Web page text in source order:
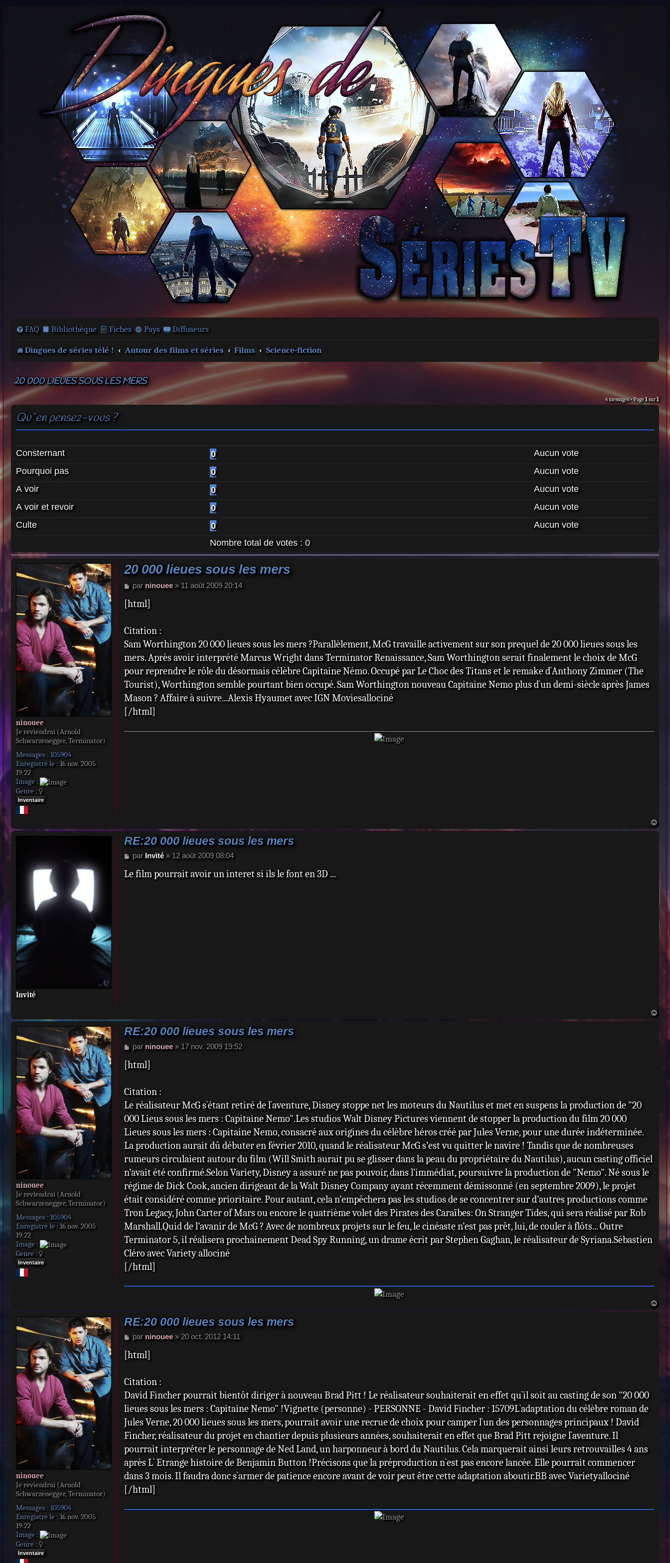
FAQ Bibliothèque Fiches Pays Diffuseurs
Dingues de séries télé ! Autour des films et séries Films Science-fiction
20 000 LIEUES SOUS LES MERS
4 messages • Page1sur1
Qu`en pensez-vous ?
Consternant 0
Aucun vote
Pourquoi pas
0
Aucun vote
A voir
0
Aucun vote
A voir et revoir
0
Aucun vote
Culte
0
Aucun vote
Nombre total de votes : 0
ninouee
Je reviendrai (Arnold
Schwarzenegger, Terminator)
Messages : 105904
Enregistré le : 16 nov. 2005
19:22
Image :
Genre :
Inventaire
20 000 lieues sous les mers
M
s
g
par ninouee» 11 août 2009 20:14
[html]
Citation :
Sam Worthington 20 000 lieues sous les mers ?Parallèlement, McG travaille activement sur son prequel de 20 000 lieues sous les
mers. Après avoir interprété Marcus Wright dans Terminator Renaissance, Sam Worthington serait finalement le choix de McG
pour reprendre le rôle du désormais célèbre Capitaine Némo. Occupé par Le Choc des Titans et le remake d`Anthony Zimmer (The
Tourist), Worthington semble pourtant bien occupé. Sam Worthington nouveau Capitaine Nemo plus d`un demi-siècle après James
Mason ? Affaire à suivre...Alexis Hyaumet avec IGN Moviesallociné
[/html]
a
Invité
RE:20 000 lieues sous les mers
M
s
par Invité» 12 août 2009 08:04
Le film pourrait avoir un interet si ils le font en 3D ...
ninouee
Je reviendrai (Arnold
Schwarzenegger, Terminator)
Messages : 105904
Enregistré le : 16 nov. 2005
19:22
Image :
Genre :
Inventaire
RE:20 000 lieues sous les mers
M
s
g
par ninouee» 17 nov. 2009 19:52
[html]
Citation :
Le réalisateur McG s`étant retiré de l`aventure, Disney stoppe net les moteurs du Nautilus et met en suspens la production de "20
000 Lieus sous les mers : Capitaine Nemo".Les studios Walt Disney Pictures viennent de stopper la production du film 20 000
Lieues sous les mers : Capitaine Nemo, consacré aux origines du célèbre héros créé par Jules Verne, pour une durée indéterminée.
La production aurait dû débuter en février 2010, quand le réalisateur McG s’est vu quitter le navire ! Tandis que de nombreuses
rumeurs circulaient autour du film (Will Smith aurait pu se glisser dans la peau du propriétaire du Nautilus), aucun casting officiel
n’avait été confirmé.Selon Variety, Disney a assuré ne pas pouvoir, dans l’immédiat, poursuivre la production de "Nemo". Né sous le
régime de Dick Cook, ancien dirigeant de la Walt Disney Company ayant récemment démissonné (en septembre 2009), le projet
était considéré comme prioritaire. Pour autant, cela n’empêchera pas les studios de se concentrer sur d’autres productions comme
Tron Legacy, John Carter of Mars ou encore le quatrième volet des Pirates des Caraïbes: On Stranger Tides, qui sera réalisé par Rob
Marshall.Quid de l’avanir de McG ? Avec de nombreux projets sur le feu, le cinéaste n’est pas prêt, lui, de couler à flôts... Outre
Terminator 5, il réalisera prochainement Dead Spy Running, un drame écrit par Stephen Gaghan, le réalisateur de Syriana.Sébastien
Cléro avec Variety allociné
[/html]
ninouee
Je reviendrai (Arnold
Schwarzenegger, Terminator)
Messages : 105904
Enregistré le : 16 nov. 2005
19:22
Image :
Genre :
Inventaire
RE:20 000 lieues sous les mers
M
s
g
par ninouee» 20 oct. 2012 14:11
[html]
Citation :
David Fincher pourrait bientôt diriger à nouveau Brad Pitt ! Le réalisateur souhaiterait en effet qu`il soit au casting de son "20 000
lieues sous les mers : Capitaine Nemo" !Vignette (personne) - PERSONNE - David Fincher : 15709L`adaptation du célèbre roman de
Jules Verne, 20 000 lieues sous les mers, pourrait avoir une recrue de choix pour camper l`un des personnages principaux ! David
Fincher, réalisateur du projet en chantier depuis plusieurs années, souhaiterait en effet que Brad Pitt rejoigne l`aventure. Il
pourrait interpréter le personnage de Ned Land, un harponneur à bord du Nautilus. Cela marquerait ainsi leurs retrouvailles 4 ans
après L` Etrange histoire de Benjamin Button !Précisons que la préproduction n`est pas encore lancée. Elle pourrait commencer
dans 3 mois. Il faudra donc s`armer de patience encore avant de voir peut être cette adaptation aboutir.BB avec Varietyallociné
[/html]